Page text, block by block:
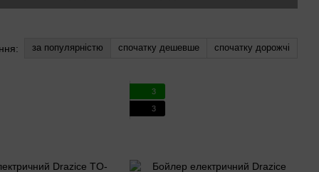
за популярністю спочатку дешевше спочатку дорожчі
3
3